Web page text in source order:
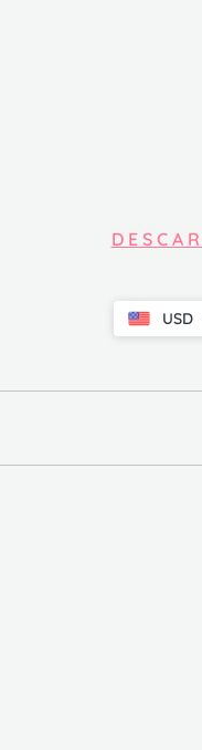
D E S C A
USD